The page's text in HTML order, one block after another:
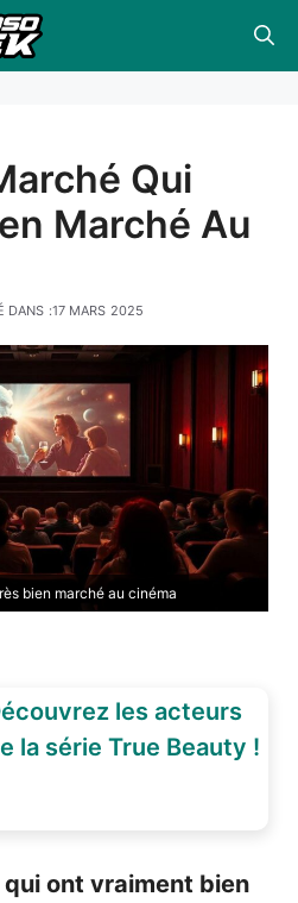
Qui
Marché Au
DANS :17 MARS 2025
bien marché au cinéma
les acteurs
la série True Beauty !
ont vraiment bien